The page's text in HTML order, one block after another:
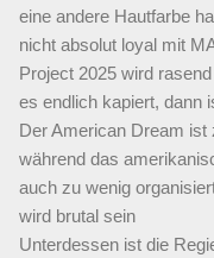
eine andere Hautfarbe
nicht absolut loyal mit
Project 2025 wird
es endlich kapiert, dann
Der American Dream
während das
auch zu wenig
wird brutal sein
Unterdessen ist die